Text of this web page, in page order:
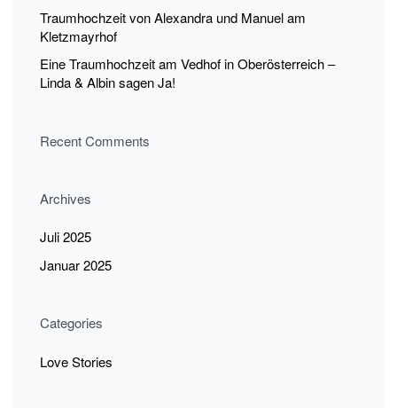
Traumhochzeit von Alexandra und Manuel am
Kletzmayrhof
Eine Traumhochzeit am Vedhof in Oberösterreich –
Linda & Albin sagen Ja!
Recent Comments
Archives
Juli 2025
Januar 2025
Categories
Love Stories